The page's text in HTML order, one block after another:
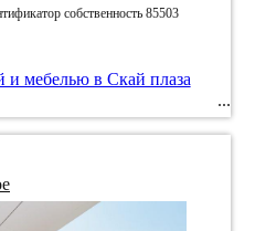
собственность 85503
и мебелью в Скай плаза